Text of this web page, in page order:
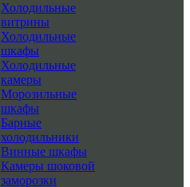
Холодильные
витрины
Холодильные
шкафы
Холодильные
камеры
Морозильные
шкафы
Барные
холодильники
Винные шкафы
Камеры шоковой
заморозки